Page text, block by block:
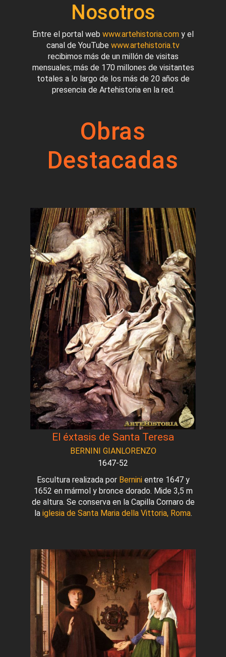
Nosotros
Entre el portal web www.artehistoria.com y el
canal de YouTube www.artehistoria.tv
recibimos más de un millón de visitas
mensuales; más de 170 millones de visitantes
totales a lo largo de los más de 20 años de
presencia de Artehistoria en la red.
Obras
Destacadas
El éxtasis de Santa Teresa
BERNINI GIANLORENZO
1647-52
Escultura realizada por Berninientre 1647 y
1652 en mármol y bronce dorado. Mide 3,5 m
de altura. Se conserva en la Capilla Cornaro de
la iglesia de Santa Maria della Vittoria, Roma.